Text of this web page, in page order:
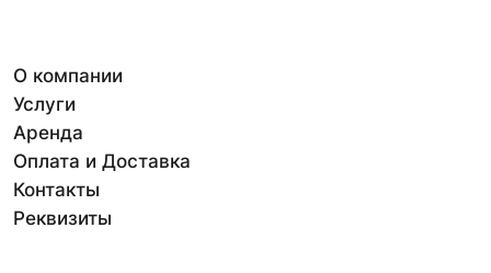
О компании
Услуги
Аренда
Оплата и Доставка
Контакты
Реквизиты